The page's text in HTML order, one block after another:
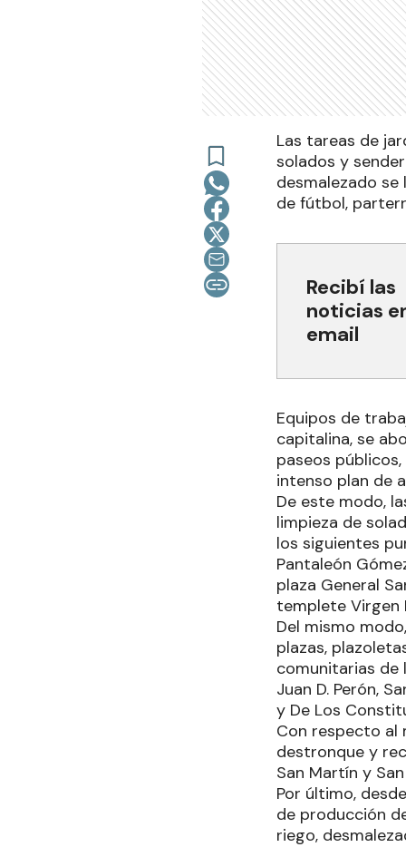
Las tareas de
solados y
desmalezado se
de fútbol,
Recibí las
noticias
email
Equipos de
capitalina, se
paseos
intenso plan de
De este modo,
limpieza de
los siguientes
Pantaleón
plaza General
templete Virgen
Del mismo
plazas,
comunitarias de
Juan D. Perón,
y De Los
Con respecto al
destronque y
San Martín y
Por último,
de producción
riego,